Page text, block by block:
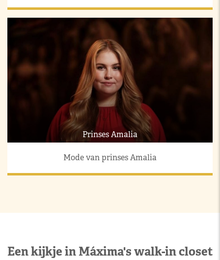
Prinses Amalia
Mode van prinses Amalia
Een kijkje in Máxima's walk-in closet